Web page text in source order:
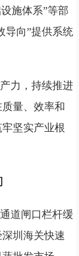
施体系”等部
导向”提供系统
力，持续推进
量、效率和
坚实产业根
道闸口栏杆缓
圳海关快速